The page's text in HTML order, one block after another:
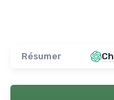
Résumer